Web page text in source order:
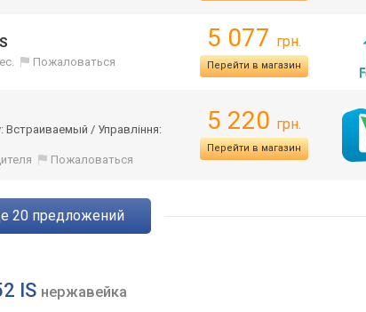
Пожаловаться
5 077 грн.
Перейти в магазин
Встраиваемый / Управління:
Пожаловаться
5 220 грн.
Перейти в магазин
20предложений
IS нержавейка